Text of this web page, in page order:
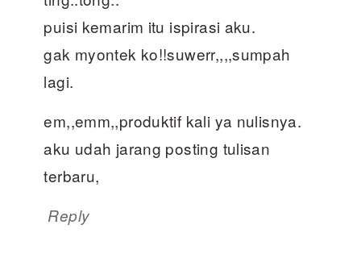
puisi kemarim itu ispirasi aku.
gak myontek ko!!suwerr,,,,sumpah
lagi.
em,,emm,,produktif kali ya nulisnya.
aku udah jarang posting tulisan
terbaru,
Reply